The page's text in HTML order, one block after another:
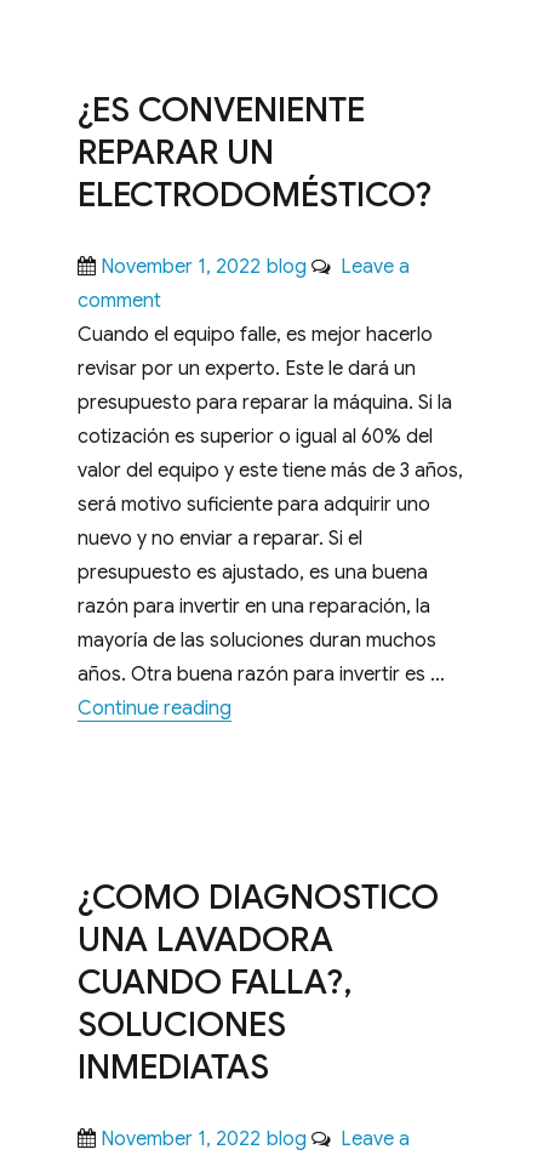
ELECTRODOMÉSTICO
¿ES CONVENIENTE
REPARAR UN
ELECTRODOMÉSTICO?
Posted
on
November 1, 2022 Categories
blog
Leave a
commenton
¿ES
CONVENIENTE
REPARAR
UN
ELECTRODOMÉSTICO?
Cuando el equipo falle, es mejor hacerlo
revisar por un experto. Este le dará un
presupuesto para reparar la máquina. Si la
cotización es superior o igual al 60% del
valor del equipo y este tiene más de 3 años,
será motivo suficiente para adquirir uno
nuevo y no enviar a reparar. Si el
presupuesto es ajustado, es una buena
razón para invertir en una reparación, la
mayoría de las soluciones duran muchos
años. Otra buena razón para invertir es …
Continue reading
¿COMO DIAGNOSTICO
UNA LAVADORA
CUANDO FALLA?,
SOLUCIONES
INMEDIATAS
Posted
November 1, 2022 Categories
blog
Leave a